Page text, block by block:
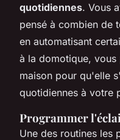
quotidiennes. Vous
pensé à combien de
en automatisant
à la domotique,
maison pour qu'elle
quotidiennes à votre
Programmer
Une des routines les